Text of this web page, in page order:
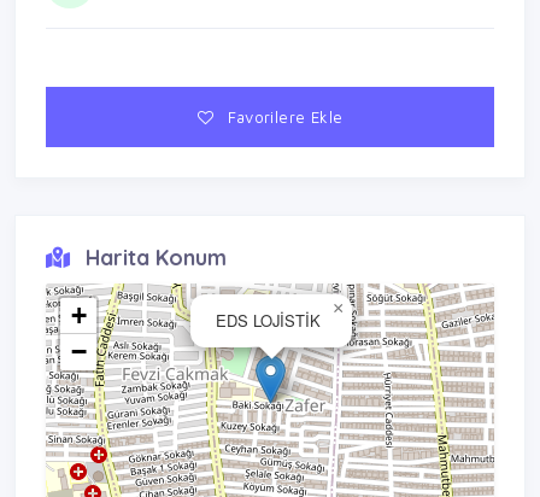
Favorilere Ekle
Harita Konum
EDS LOJİSTİK
×
+
−